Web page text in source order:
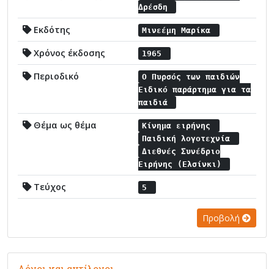
Δρέσδη
Εκδότης Μινεέμη Μαρίκα
Χρόνος έκδοσης 1965
Περιοδικό
Ο Πυρσός των παιδιών
Ειδικό παράρτημα για τα
παιδιά
Θέμα ως θέμα
Κίνημα ειρήνης
Παιδική λογοτεχνία
Διεθνές Συνέδριο
Ειρήνης (Ελσίνκι)
Τεύχος 5
Προβολή